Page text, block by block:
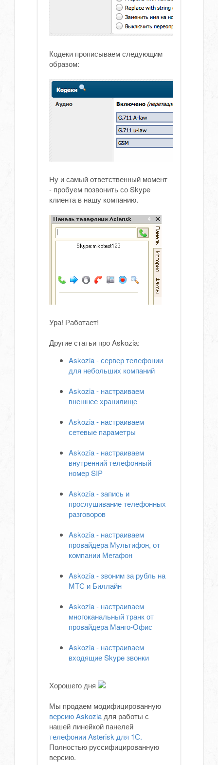
Кодеки прописываем следующим
образом:
Ну и самый ответственный момент
- пробуем позвонить со Skype
клиента в нашу компанию.
Ура! Работает!
Другие статьи про Askozia:
Askozia - сервер телефонии
для небольших компаний
Askozia - настраиваем
внешнее хранилище
Askozia - настраиваем
сетевые параметры
Askozia - настраиваем
внутренний телефонный
номер SIP
Askozia - запись и
прослушивание телефонных
разговоров
Askozia - настраиваем
провайдера Мультифон, от
компании Мегафон
Askozia - звоним за рубль на
МТС и Биллайн
Askozia - настраиваем
многоканальный транк от
провайдера Манго-Офис
Askozia - настраиваем
входящие Skype звонки
Хорошего дня
Мы продаем модифицированную
версию Askozia для работы с
нашей линейкой панелей
телефонии Asterisk для 1С.
Полностью руссифицированную
версию.